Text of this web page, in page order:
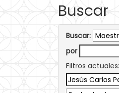
Buscar
Buscar:
por
Filtros actuales: